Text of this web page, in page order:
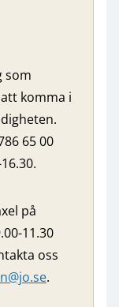
som
komma i
65 00
på
11.30
oss
.